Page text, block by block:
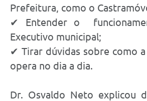
Prefeitura, como o
✔ Entender o
Executivo municipal;
✔ Tirar dúvidas sobre como
opera no dia a dia.
Dr. Osvaldo Neto explicou